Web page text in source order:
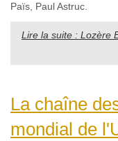
Païs, Paul Astruc.
Lire la suite : Lozère
La chaîne
mondial de